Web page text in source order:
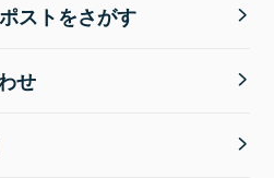
ストをさがす
せ